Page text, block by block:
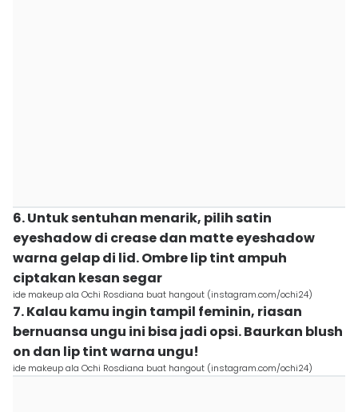
6. Untuk sentuhan menarik, pilih satin
eyeshadow di crease dan matte eyeshadow
warna gelap di lid. Ombre lip tint ampuh
ciptakan kesan segar
ide makeup ala Ochi Rosdiana buat hangout (instagram.com/ochi24)
7. Kalau kamu ingin tampil feminin, riasan
bernuansa ungu ini bisa jadi opsi. Baurkan blush
on dan lip tint warna ungu!
ide makeup ala Ochi Rosdiana buat hangout (instagram.com/ochi24)